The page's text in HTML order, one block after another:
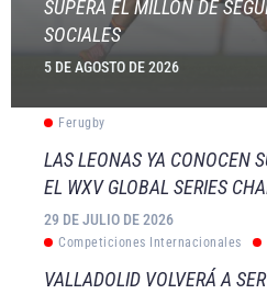
SUPERA EL MILLÓN DE
SOCIALES
5 DE AGOSTO DE 2026
Ferugby
LAS LEONAS YA CONOCEN
EL WXV GLOBAL SERIES
29 DE JULIO DE 2026
Competiciones Internacionales
VALLADOLID VOLVERÁ A